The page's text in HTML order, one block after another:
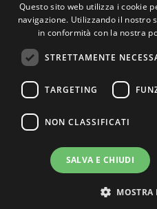
Questo sito web utilizza i cookie
navigazione. Utilizzando il nostro
in conformità con la nostra
STRETTAMENTE
TARGETING
NON CLASSIFICATI
SALVA E CHIUDI
MOSTRA